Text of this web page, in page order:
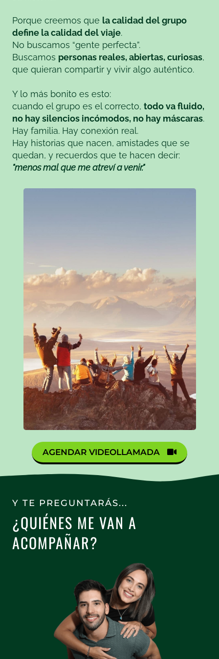
Porque creemos que la calidad del grupo
define la calidad del viaje.
No buscamos “gente perfecta”.
Buscamos personas reales, abiertas, curiosas,
que quieran compartir y vivir algo auténtico.
Y lo más bonito es esto:
cuando el grupo es el correcto, todo va fluido,
no hay silencios incómodos, no hay máscaras.
Hay familia. Hay conexión real.
Hay historias que nacen, amistades que se
quedan, y recuerdos que te hacen decir:
"menos mal que me atreví a venir."
AGENDAR VIDEOLLAMADA
Y TE PREGUNTARÁS...
¿QUIÉNES ME VAN A
ACOMPAÑAR?